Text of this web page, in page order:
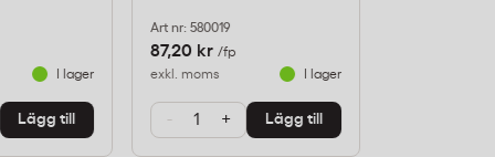
I lager
Lägg till
Art nr: 580019
87,20 kr /fp
exkl. moms
I lager
- + Lägg till